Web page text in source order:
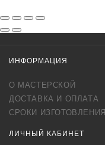
ИНФОРМАЦИЯ
О МАСТЕРСКОЙ
ДОСТАВКА И ОПЛАТА
СРОКИ ИЗГОТОВЛЕНИЯ
ЛИЧНЫЙ КАБИНЕТ